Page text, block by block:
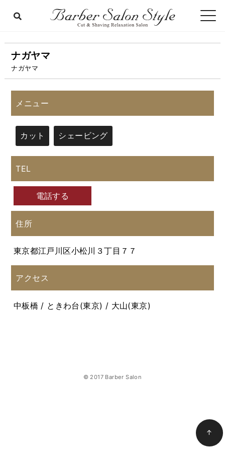
ナガヤマ
ナガヤマ
メニュー
カット シェービング
TEL
電話する
住所
東京都江戸川区小松川３丁目７７
アクセス
中板橋 / ときわ台(東京) / 大山(東京)
© 2017 Barber Salon
↑